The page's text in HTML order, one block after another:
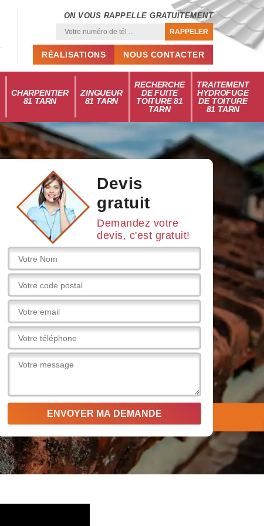
ON VOUS RAPPELLE GRATUITEMENT
RÉALISATIONS NOUS CONTACTER
CHARPENTIER
81 TARN
ZINGUEUR
81 TARN
RECHERCHE
DE FUITE
TOITURE 81
TARN
TRAITEMENT
HYDROFUGE
DE TOITURE
81 TARN
Devis
gratuit
Demandez votre
devis, c'est gratuit!